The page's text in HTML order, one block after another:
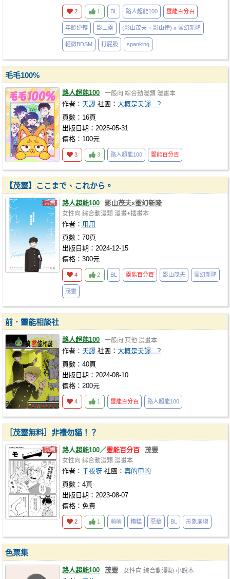
2 1 BL 路人超能100 靈能百分百
年齡逆轉 影山靈 (影山茂夫 + 影山律) x 靈幻新隆
輕微BDSM 打屁股 spanking
毛毛100%
路人超能100 一般向 綜合動漫類 漫畫本
作者：夭謬 社團：大概是夭謬...?
頁數：16頁
出版日期：2025-05-31
價格：100元
3 3 路人超能100 靈能百分百
【茂靈】ここまで、これから。
路人超能100 影山茂夫x靈幻新隆
女性向 綜合動漫類 漫畫+插畫本
作者： 用用
頁數：70頁
出版日期：2024-12-15
價格：300元
4 2 BL 靈能百分百 影山茂夫 靈幻新隆
茂靈
前．靈能相談社
路人超能100 一般向 其他 漫畫本
作者：夭謬 社團：大概是夭謬...?
頁數：40頁
出版日期：2024-08-10
價格：200元
4 1 靈能百分百 路人超能100
［茂靈無料］非禮勿貓！？
路人超能100／靈能百分百 茂靈
女性向 綜合動漫類 漫畫本
作者：千夜犽 社團：真的甲的
頁數：4頁
出版日期：2023-08-07
價格：免費
2 1 萌萌 糟糕 惡搞 BL 形象崩壞
色票集
路人超能100 茂靈 女性向 綜合動漫類 小說本